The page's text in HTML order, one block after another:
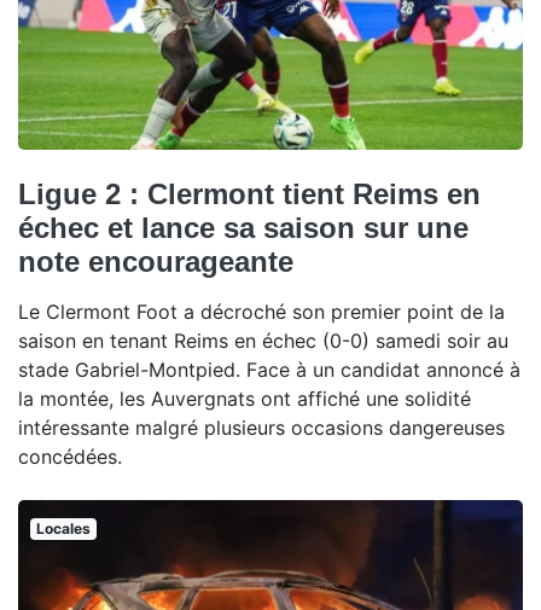
Ligue 2 : Clermont tient Reims en
échec et lance sa saison sur une
note encourageante
Le Clermont Foot a décroché son premier point de la
saison en tenant Reims en échec (0-0) samedi soir au
stade Gabriel-Montpied. Face à un candidat annoncé à
la montée, les Auvergnats ont affiché une solidité
intéressante malgré plusieurs occasions dangereuses
concédées.
Locales